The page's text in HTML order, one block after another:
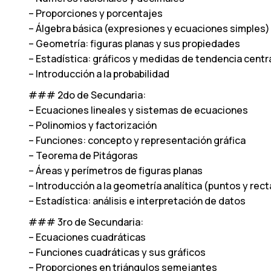
– Proporciones y porcentajes
– Álgebra básica (expresiones y ecuaciones simples)
– Geometría: figuras planas y sus propiedades
– Estadística: gráficos y medidas de tendencia
– Introducción a la probabilidad
### 2do de Secundaria:
– Ecuaciones lineales y sistemas de ecuaciones
– Polinomios y factorización
– Funciones: concepto y representación gráfica
– Teorema de Pitágoras
– Áreas y perímetros de figuras planas
– Introducción a la geometría analítica (puntos y
– Estadística: análisis e interpretación de datos
### 3ro de Secundaria:
– Ecuaciones cuadráticas
– Funciones cuadráticas y sus gráficos
– Proporciones en triángulos semejantes